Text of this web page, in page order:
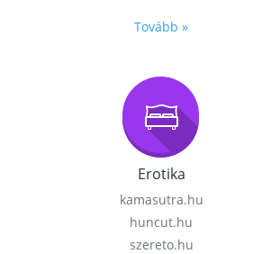
Tovább »
Erotika
kamasutra.hu
huncut.hu
szereto.hu